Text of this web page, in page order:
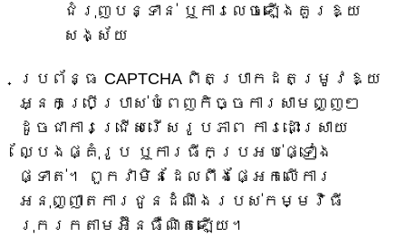
ជំរុញបន្ទាន់ ឬការលេចឡើងគួរឱ្យ
សង្ស័យ
ប្រព័ន្ធ CAPTCHA ពិតប្រាកដតម្រូវឱ្យ
អ្នកប្រើប្រាស់បំពេញកិច្ចការសាមញ្ញៗ
ដូចជាការជ្រើសរើសរូបភាព ការដោះស្រាយ
ល្បែងផ្គុំរូប ឬការធីកប្រអប់ផ្ទៀង
ផ្ទាត់។ ពួកវាមិនដែលពឹងផ្អែកលើការ
អនុញ្ញាតការជូនដំណឹងរបស់កម្មវិធី
រុករកតាមអ៊ីនធឺណិតឡើយ។